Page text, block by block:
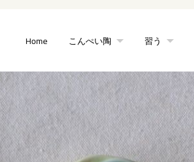
Home こんぺい陶 習う